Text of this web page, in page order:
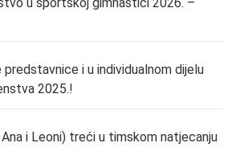
predstavnice i u individualnom dijelu
2025.!
Ana i Leoni) treći u timskom natjecanju